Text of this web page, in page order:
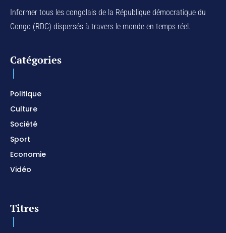
Piano pour prier / Soaking Worship Instrumental
01:17:32
For Your Name Is Holy / Prophetic Worship
I SURRENDER / Soaking Worship Instrumental /
Informer tous les congolais de la République démocratique du
Congo (RDC) dispersés à travers le monde en temps réel.
Catégories
Politique
Culture
Société
Sport
Economie
Vidéo
Titres